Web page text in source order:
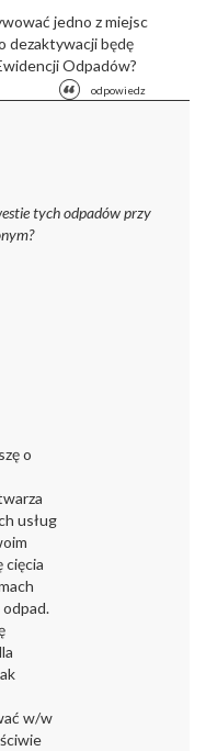
jedno z miejsc
dezaktywacji będę
Odpadów?
odpowiedz
tych odpadów przy
o
usług
cięcia
w/w